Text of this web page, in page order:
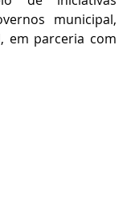
municipal,
em parceria com